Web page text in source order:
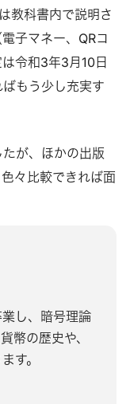
教科書内で説明さ
子マネー、QRコ
令和3年3月10日
もう少し充実す
が、ほかの出版
々比較できれば面
し、暗号理論
幣の歴史や、
す。